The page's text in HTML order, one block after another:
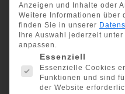
Anzeigen und Inhalte oder
Weitere Informationen über
finden Sie in unserer
Ihre Auswahl jederzeit unter
anpassen.
Es folgt eine Liste der
Essenziell
Essenzielle Cookies
Funktionen und sind
der Website